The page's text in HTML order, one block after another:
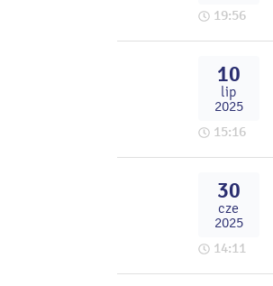
19:56
10
lip
2025
15:16
30
cze
2025
14:11